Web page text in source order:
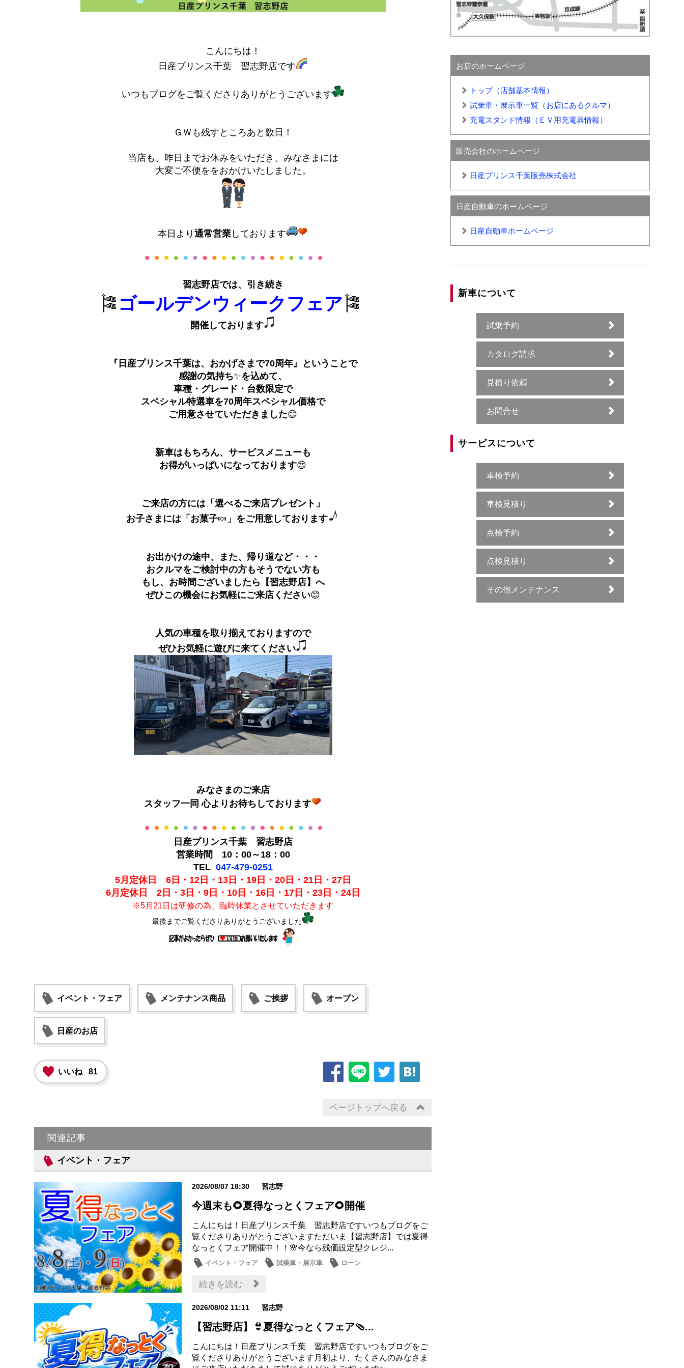
こんにちは！
日産プリンス千葉 習志野店です
いつもブログをご覧くださりありがとうございます
ＧＷも残すところあと数日！
当店も、昨日までお休みをいただき、みなさまには
大変ご不便ををおかけいたしました。
本日より 通常営業 しております
習志野店では、引き続き
🎏ゴールデンウィークフェア 🎏
開催しております
『日産プリンス千葉は、おかげさまで70周年』ということで
感謝の気持ち✨を込めて、
車種・グレード・台数限定で
スペシャル特選車を70周年スペシャル価格で
ご用意させていただきました😊
新車はもちろん、サービスメニューも
お得がいっぱいになっております😍
ご来店の方には「選べるご来店プレゼント」
お子さまには「お菓子🍬 」をご用意しております
お出かけの途中、また、帰り道など・・・
おクルマをご検討中の方もそうでない方も
もし、お時間ございましたら【習志野店】へ
ぜひこの機会にお気軽にご来店ください😊
人気の車種を取り揃えておりますので
ぜひお気軽に遊びに来てください
みなさまのご来店
スタッフ一同 心よりお待ちしております
日産プリンス千葉 習志野店
営業時間 10：00～18：00
TEL 047-479-0251
5月定休日 6日・12日・13日・19日・20日・21日・27日
6月定休日 2日・3日・9日・10日・16日・17日・23日・24日
※5月21日は研修の為、臨時休業とさせていただきます
最後までご覧くださりありがとうございました
イベント・フェア メンテナンス商品 ご挨拶 オープン
日産のお店
いいね 81
ページトップへ戻る
関連記事
イベント・フェア
2026/08/07 18:30 習志野
今週末も🌻夏得なっとくフェア🌻開催
こんにちは！日産プリンス千葉 習志野店ですいつもブログをご
覧くださりありがとうございますただいま【習志野店】では夏得
なっとくフェア開催中！！🌸今なら残価設定型クレジ...
イベント・フェア 試乗車・展示車
ローン
メンテナンス商品
続きを読む
2026/08/02 11:11 習志野
【習志野店】👙夏得なっとくフェア🩴...
こんにちは！日産プリンス千葉 習志野店ですいつもブログをご
覧くださりありがとうございます月初より、たくさんのみなさま
お店のホームページ
トップ（店舗基本情報）
試乗車・展示車一覧（お店にあるクルマ）
充電スタンド情報（ＥＶ用充電器情報）
販売会社のホームページ
日産プリンス千葉販売株式会社
日産自動車のホームページ
日産自動車ホームページ
新車について
試乗予約
カタログ請求
見積り依頼
お問合せ
サービスについて
車検予約
車検見積り
点検予約
点検見積り
その他メンテナンス